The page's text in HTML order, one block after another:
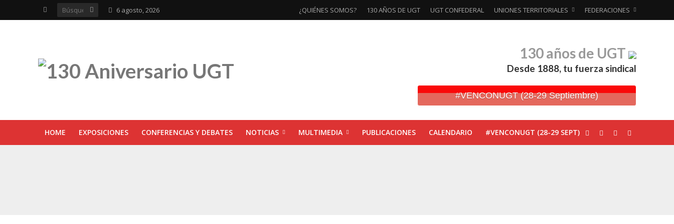
6 agosto, 2026 ¿QUIÉNES SOMOS? 130 AÑOS DE UGT UGT CONFEDERAL UNIONES TERRITORIALES FEDERACIONES
130 años de UGT
Desde 1888, tu fuerza sindical
#VENCONUGT (28-29 Septiembre)
HOME EXPOSICIONES CONFERENCIAS Y DEBATES NOTICIAS MULTIMEDIA PUBLICACIONES CALENDARIO #VENCONUGT (28-29 SEPT)